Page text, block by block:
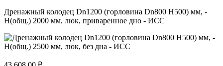
Дренажный колодец Dn1200 (горловина Dn800 H500) мм, -
H(общ.) 2000 мм, люк, приваренное дно - ИСС